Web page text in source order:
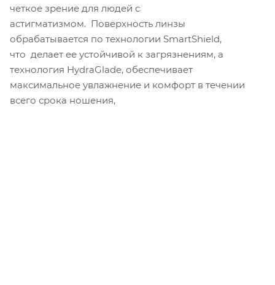
четкое зрение для людей с
астигматизмом. Поверхность линзы
обрабатывается по технологии SmartShield,
что делает ее устойчивой к загрязнениям, а
технология HydraGlade, обеспечивает
максимальное увлажнение и комфорт в течении
всего срока ношения,